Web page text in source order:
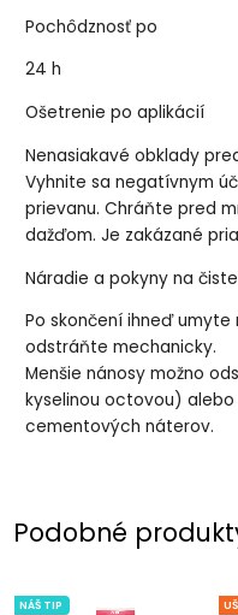
Pochôdznosť po
24 h
Ošetrenie po aplikácií
Nenasiakavé obklady
Vyhnite sa negatívnym
prievanu. Chráňte pred
dažďom. Je zakázané
Náradie a pokyny na
Po skončení ihneď
odstráňte mechanicky.
Menšie nánosy možno
kyselinou octovou)
cementových náterov.
Podobné
NÁŠ TIP